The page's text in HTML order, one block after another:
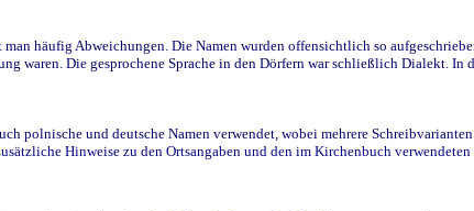
häufig Abweichungen. Die Namen wurden offensichtlich so
waren. Die gesprochene Sprache in den Dörfern war schließlich Dialekt.
polnische und deutsche Namen verwendet, wobei mehrere
Hinweise zu den Ortsangaben und den im Kirchenbuch verwendeten